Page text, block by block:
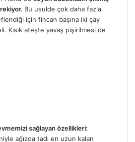
Bu usulde çok daha fazla
için fincan başına iki çay
Kısık ateşte yavaş pişirilmesi de
sağlayan özellikleri:
ağızda tadı en uzun kalan